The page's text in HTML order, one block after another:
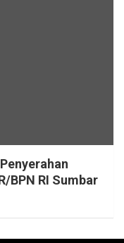
BPN RI Sumbar